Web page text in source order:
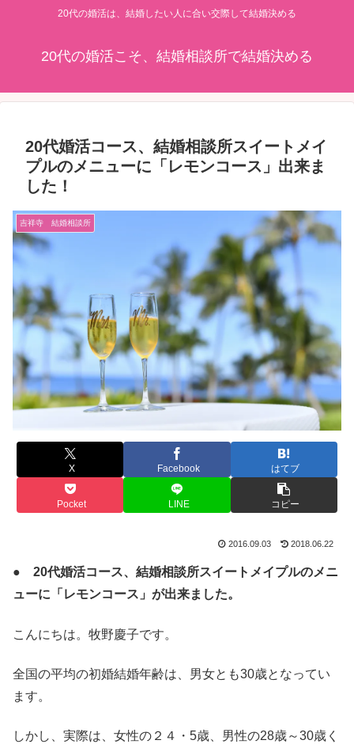
20代の婚活は、結婚したい人に合い交際して結婚決める
20代の婚活こそ、結婚相談所で結婚決める
20代婚活コース、結婚相談所スイートメイ
プルのメニューに「レモンコース」出来ま
した！
吉祥寺 結婚相談所
X Facebook はてブ
Pocket LINE コピー
2016.09.03 2018.06.22
● 20代婚活コース、結婚相談所スイートメイプルのメニ
ューに「レモンコース」が出来ました。
こんにちは。牧野慶子です。
全国の平均の初婚結婚年齢は、男女とも30歳となってい
ます。
しかし、実際は、女性の２４・5歳、男性の28歳～30歳く